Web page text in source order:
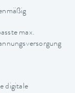
max.
digitale